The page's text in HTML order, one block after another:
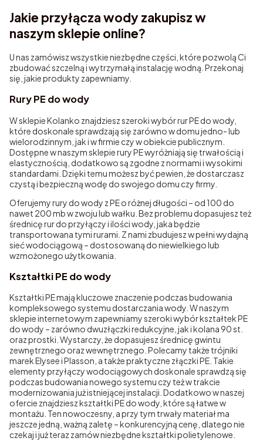
Jakie przyłącza wody zakupisz w
naszym sklepie online?
U nas zamówisz wszystkie niezbędne części, które pozwolą Ci
zbudować szczelną i wytrzymałą instalację wodną. Przekonaj
się, jakie produkty zapewniamy.
Rury PE do wody
W sklepie Kolanko znajdziesz szeroki wybór rur PE do wody,
które doskonale sprawdzają się zarówno w domu jedno- lub
wielorodzinnym, jak i w firmie czy w obiekcie publicznym.
Dostępne w naszym sklepie rury PE wyróżniają się trwałością i
elastycznością, dodatkowo są zgodne z normami i wysokimi
standardami. Dzięki temu możesz być pewien, że dostarczasz
czystą i bezpieczną wodę do swojego domu czy firmy.
Oferujemy rury do wody z PE o różnej długości – od 100 do
nawet 200 mb w zwoju lub wałku. Bez problemu dopasujesz też
średnicę rur do przyłączy i ilości wody, jaka będzie
transportowana tymi rurami. Z nami zbudujesz w pełni wydajną
sieć wodociągową – dostosowaną do niewielkiego lub
wzmożonego użytkowania.
Kształtki PE do wody
Kształtki PE mają kluczowe znaczenie podczas budowania
kompleksowego systemu dostarczania wody. W naszym
sklepie internetowym zapewniamy szeroki wybór kształtek PE
do wody – zarówno dwuzłączki redukcyjne, jak i kolana 90 st.
oraz prostki. Wystarczy, że dopasujesz średnicę gwintu
zewnętrznego oraz wewnętrznego. Polecamy także trójniki
marek Elysee i Plasson, a także praktyczne złączki PE. Takie
elementy przyłączy wodociągowych doskonale sprawdzą się
podczas budowania nowego systemu czy też w trakcie
modernizowania już istniejącej instalacji. Dodatkowo w naszej
ofercie znajdziesz kształtki PE do wody, które są łatwe w
montażu. Ten nowoczesny, a przy tym trwały materiał ma
jeszcze jedną, ważną zaletę – konkurencyjną cenę, dlatego nie
czekaj i już teraz zamów niezbędne kształtki polietylenowe.